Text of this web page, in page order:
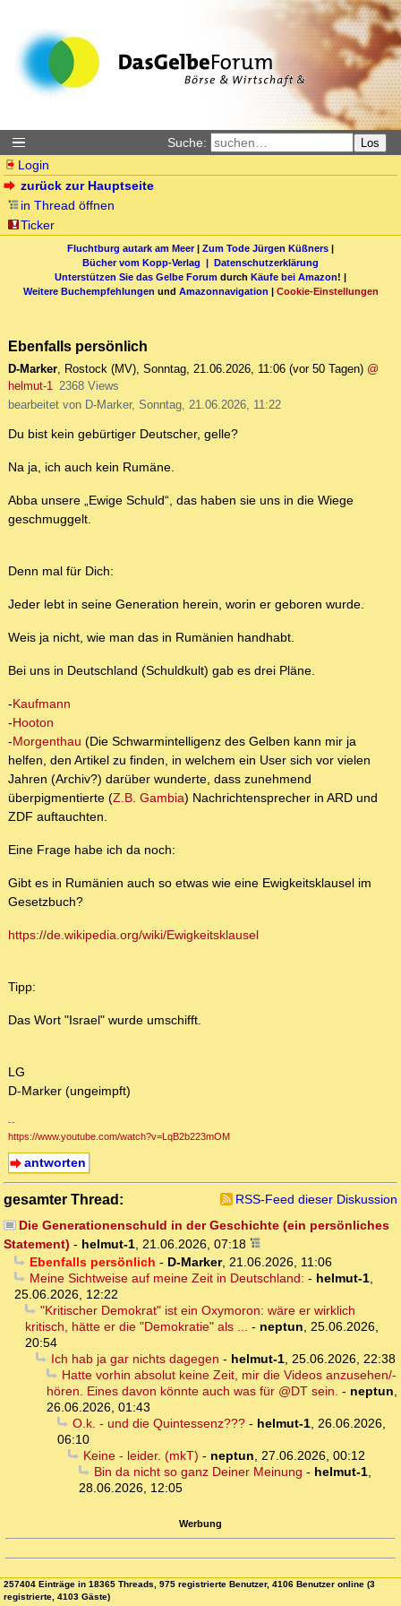
Suche: Los
Login
zurück zur Hauptseite
in Thread öffnen
Ticker
Fluchtburg autark am Meer| Zum Tode Jürgen Küßners |
Bücher vom Kopp-Verlag | Datenschutzerklärung
Unterstützen Sie das Gelbe Forum durch Käufe bei Amazon! |
Weitere Buchempfehlungen und Amazonnavigation | Cookie-Einstellungen
Ebenfalls persönlich
D-Marker, Rostock (MV), Sonntag, 21.06.2026, 11:06 (vor 50 Tagen) @
helmut-1 2368 Views
bearbeitet von D-Marker, Sonntag, 21.06.2026, 11:22
Du bist kein gebürtiger Deutscher, gelle?
Na ja, ich auch kein Rumäne.
Abba unsere „Ewige Schuld“, das haben sie uns in die Wiege
geschmuggelt.
Denn mal für Dich:
Jeder lebt in seine Generation herein, worin er geboren wurde.
Weis ja nicht, wie man das in Rumänien handhabt.
Bei uns in Deutschland (Schuldkult) gab es drei Pläne.
-Kaufmann
-Hooton
-Morgenthau (Die Schwarmintelligenz des Gelben kann mir ja
helfen, den Artikel zu finden, in welchem ein User sich vor vielen
Jahren (Archiv?) darüber wunderte, dass zunehmend
überpigmentierte (Z.B. Gambia) Nachrichtensprecher in ARD und
ZDF auftauchten.
Eine Frage habe ich da noch:
Gibt es in Rumänien auch so etwas wie eine Ewigkeitsklausel im
Gesetzbuch?
https://de.wikipedia.org/wiki/Ewigkeitsklausel
Tipp:
Das Wort "Israel" wurde umschifft.
LG
D-Marker (ungeimpft)
--
https://www.youtube.com/watch?v=LqB2b223mOM
antworten
gesamter Thread:
RSS-Feed dieser Diskussion
Die Generationenschuld in der Geschichte (ein persönliches
Statement) - helmut-1, 21.06.2026, 07:18
Ebenfalls persönlich - D-Marker, 21.06.2026, 11:06
Meine Sichtweise auf meine Zeit in Deutschland: - helmut-1,
25.06.2026, 12:22
"Kritischer Demokrat" ist ein Oxymoron: wäre er wirklich
kritisch, hätte er die "Demokratie" als ... - neptun, 25.06.2026,
20:54
Ich hab ja gar nichts dagegen - helmut-1, 25.06.2026, 22:38
Hatte vorhin absolut keine Zeit, mir die Videos anzusehen/-
hören. Eines davon könnte auch was für @DT sein. - neptun,
26.06.2026, 01:43
O.k. - und die Quintessenz???- helmut-1, 26.06.2026,
06:10
Keine - leider. (mkT) - neptun, 27.06.2026, 00:12
Bin da nicht so ganz Deiner Meinung - helmut-1,
28.06.2026, 12:05
Werbung
257404 Einträge in 18365 Threads, 975 registrierte Benutzer, 4106 Benutzer online (3
registrierte, 4103 Gäste)